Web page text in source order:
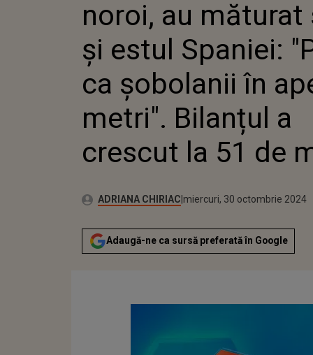
51 DE
noroi, au măturat
și estul Spaniei:
ca șobolanii în
metri". Bilanțul a
crescut la 51 de
Autor:ADRIANA CHIRIACPublicat:
miercuri, 30 octombrie 2024
Actualizat:
miercuri, 30 octombrie 2024
Adaugă-ne ca sursă preferată în Google